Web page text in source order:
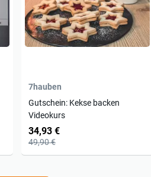
7hauben
Gutschein: Kekse backen
Videokurs
34,93 €
49,90 €